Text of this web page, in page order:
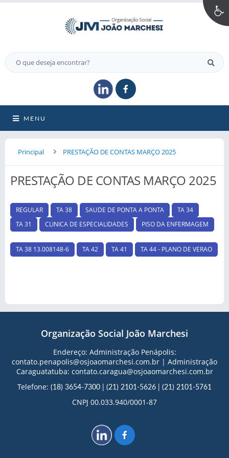
MENU
Principal PRESTAÇÃO DE CONTAS MARÇO 2025
PRESTAÇÃO DE CONTAS MARÇO 2025
REGULAR TA 38 SAUDE DE PONTA A PONTA
TA 34
TA 31
CLINICA DE ESPECIALIDADES PISO DA ENFERMAGEM
TA 38 13.008148-6 TA 42 TA 41 TA 44 - PLANO DE VERAO
Organização Social João Marchesi
Endereço: Administração Penápolis:
contato.penapolis@osjoaomarchesi.com.br | Administração
Caraguatatuba: contato.caragua@osjoaomarchesi.com.br
Telefone: (18) 3654-7300 | (21) 2101-5626 | (21) 2101-5761
CNPJ 00.033.940/0001-87